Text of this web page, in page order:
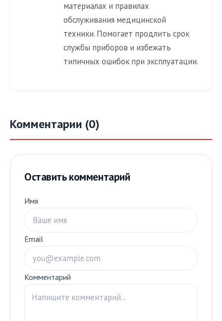
материалах и правилах
обслуживания медицинской
техники. Помогает продлить срок
службы приборов и избежать
типичных ошибок при эксплуатации.
Комментарии (0)
Оставить комментарий
Имя
Email
Комментарий